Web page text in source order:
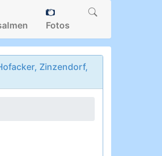
Fotos
Zinzendorf,